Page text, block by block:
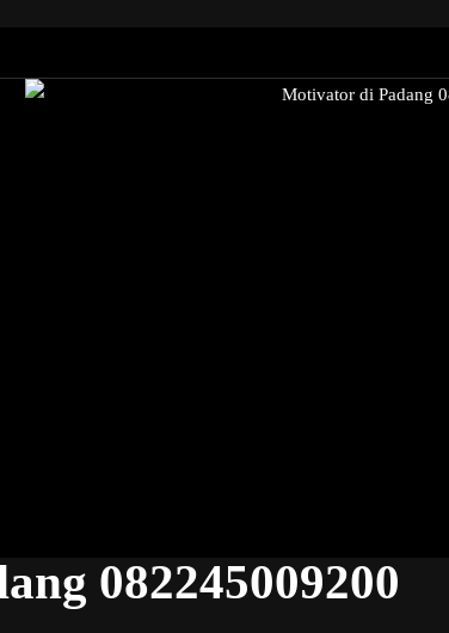
082245009200